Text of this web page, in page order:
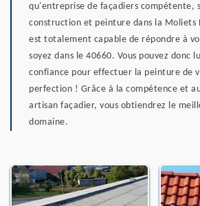
qu'entreprise de façadiers compétente,
construction et peinture dans la
est totalement capable de répondre à
soyez dans le 40660. Vous pouvez donc
confiance pour effectuer la peinture de
perfection ! Grâce à la compétence et
artisan façadier, vous obtiendrez le
domaine.